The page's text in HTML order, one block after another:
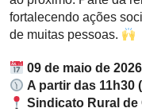
fortalecendo ações
de muitas pessoas.
09 de maio de 2026
A partir das 11h30
Sindicato Rural de